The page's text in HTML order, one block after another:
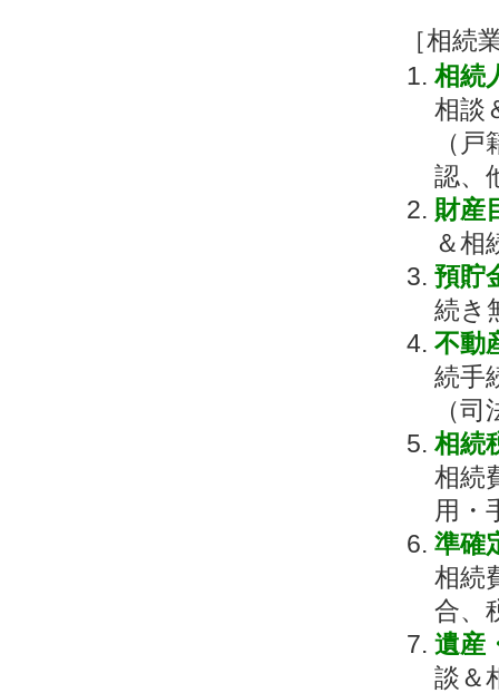
［相続
相続
相談
（
認、
財産
＆相
預貯
続き
不動
続手
（
相続
相続
用・
準確
相続
合、
遺産
談＆